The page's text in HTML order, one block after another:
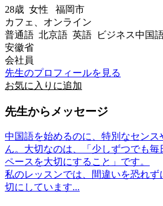
28歳 女性 福岡市
カフェ、オンライン
普通語 北京語 英語 ビジネス中国
安徽省
会社員
先生のプロフィールを見る
お気に入りに追加
先生からメッセージ
中国語を始めるのに、特別なセン
ん。大切なのは、「少しずつでも
ペースを大切にすること」です。
私のレッスンでは、間違いを恐れ
切にしています...